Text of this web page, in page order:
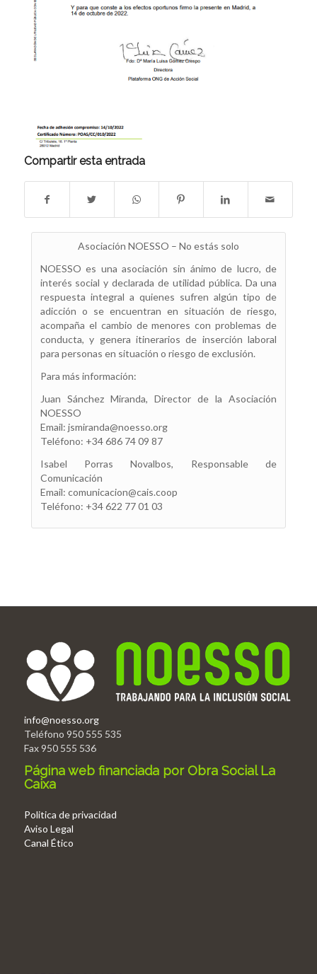
Compartir esta entrada
Asociación NOESSO – No estás solo
NOESSO es una asociación sin ánimo de lucro, de
interés social y declarada de utilidad pública. Da una
respuesta integral a quienes sufren algún tipo de
adicción o se encuentran en situación de riesgo,
acompaña el cambio de menores con problemas de
conducta, y genera itinerarios de inserción laboral
para personas en situación o riesgo de exclusión.
Para más información:
Juan Sánchez Miranda, Director de la Asociación
NOESSO
Email: jsmiranda@noesso.org
Teléfono: +34 686 74 09 87
Isabel Porras Novalbos, Responsable de
Comunicación
Email: comunicacion@cais.coop
Teléfono: +34 622 77 01 03
info@noesso.org
Teléfono 950 555 535
Fax 950 555 536
Página web financiada por Obra Social La
Caixa
Politica de privacidad
Aviso Legal
Canal Ético